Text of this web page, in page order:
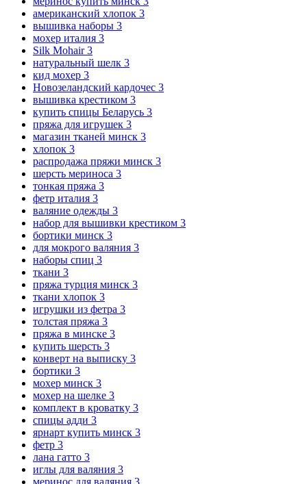
американский хлопок 3
вышивка наборы 3
мохер италия 3
Silk Mohair3
натуральный шелк 3
кид мохер 3
Новозеландский кардочес 3
вышивка крестиком 3
купить спицы Беларусь 3
пряжа для игрушек 3
магазин тканей минск 3
хлопок 3
распродажа пряжи минск 3
шерсть мериноса 3
тонкая пряжа 3
фетр италия 3
валяние одежды 3
набор для вышивки крестиком 3
бортики минск 3
для мокрого валяния 3
наборы спиц 3
ткани 3
пряжа турция минск 3
ткани хлопок 3
игрушки из фетра 3
толстая пряжа 3
пряжа в минске 3
купить шерсть 3
конверт на выписку 3
бортики 3
мохер минск 3
мохер на шелке 3
комплект в кроватку 3
спицы адди 3
ярнарт купить минск 3
фетр 3
лана гатто 3
иглы для валяния 3
меринос для валяния 3